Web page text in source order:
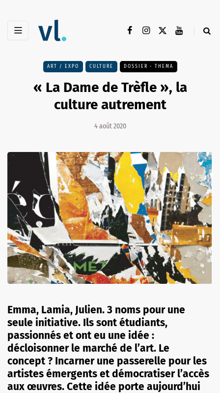
ART / EXPO CULTURE DOSSIER - THEMA
« La Dame de Trèfle », la
culture autrement
4 août 2020
Emma, Lamia, Julien. 3 noms pour une
seule initiative. Ils sont étudiants,
passionnés et ont eu une idée :
décloisonner le marché de l’art. Le
concept ? Incarner une passerelle pour les
artistes émergents et démocratiser l’accès
aux œuvres. Cette idée porte aujourd’hui